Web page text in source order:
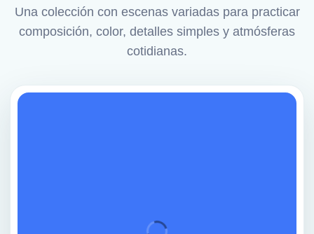
Una colección con escenas variadas para practicar
composición, color, detalles simples y atmósferas
cotidianas.